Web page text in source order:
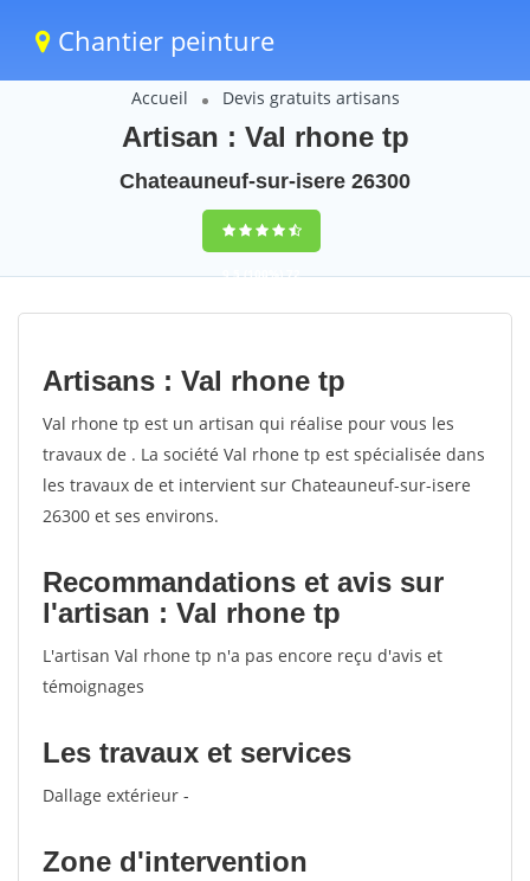
Chantier peinture
Accueil Devis gratuits artisans
Artisan : Val rhone tp
Chateauneuf-sur-isere 26300
9,5(100%)72
votes
Artisans : Val rhone tp
Val rhone tp est un artisan qui réalise pour vous les
travaux de . La société Val rhone tp est spécialisée dans
les travaux de et intervient sur Chateauneuf-sur-isere
26300 et ses environs.
Recommandations et avis sur
l'artisan : Val rhone tp
L'artisan Val rhone tp n'a pas encore reçu d'avis et
témoignages
Les travaux et services
Dallage extérieur -
Zone d'intervention